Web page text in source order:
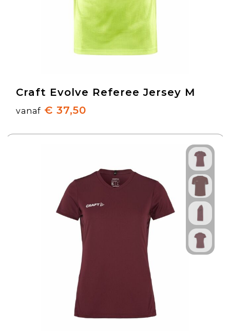
Craft Evolve Referee Jersey M
vanaf € 37,50